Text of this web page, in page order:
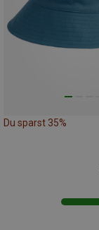
Du sparst 35%